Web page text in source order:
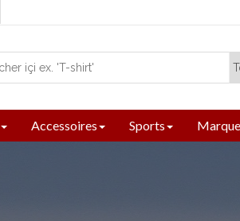
Accessoires Sports